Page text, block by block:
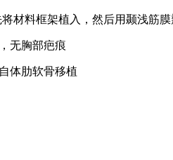
材料框架植入，然后用颞浅筋膜
无胸部疤痕
体肋软骨移植